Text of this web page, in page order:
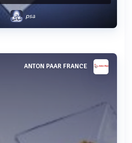
psa
Voir plusANTON PAAR FRANCE